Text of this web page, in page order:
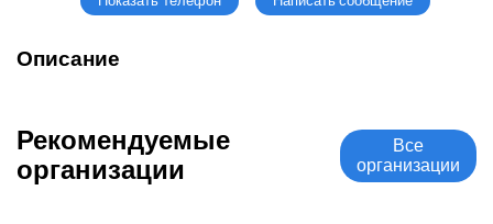
Описание
Рекомендуемые
организации
Все
организации